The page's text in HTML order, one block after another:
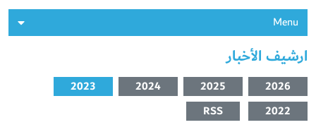
Menu
ارشيف الأخبار
2026
2025
2024
2023
2022
RSS